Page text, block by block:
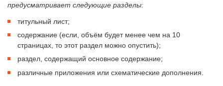
предусматривает следующие разделы:
титульный лист;
содержание (если, объём будет менее чем на 10
страницах, то этот раздел можно опустить);
раздел, содержащий основное содержание;
различные приложения или схематические дополнения.